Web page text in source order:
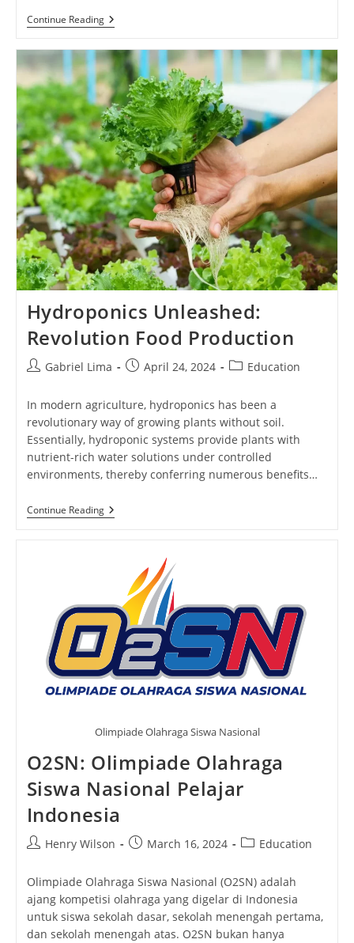
Continue ReadingVolcanic
Activity:
Nature’s
Fiery
Forces
2024
Hydroponics Unleashed:
Revolution Food Production
PostGabriel Lima
PostApril 24, 2024
PostEducation
In modern agriculture, hydroponics has been a
revolutionary way of growing plants without soil.
Essentially, hydroponic systems provide plants with
nutrient-rich water solutions under controlled
environments, thereby conferring numerous benefits…
Continue ReadingHydroponics
Unleashed:
Olimpiade Olahraga Siswa Nasional
O2SN: Olimpiade Olahraga
Siswa Nasional Pelajar
Indonesia
PostHenry Wilson
PostMarch 16, 2024
PostEducation
Olimpiade Olahraga Siswa Nasional (O2SN) adalah
ajang kompetisi olahraga yang digelar di Indonesia
untuk siswa sekolah dasar, sekolah menengah pertama,
dan sekolah menengah atas. O2SN bukan hanya